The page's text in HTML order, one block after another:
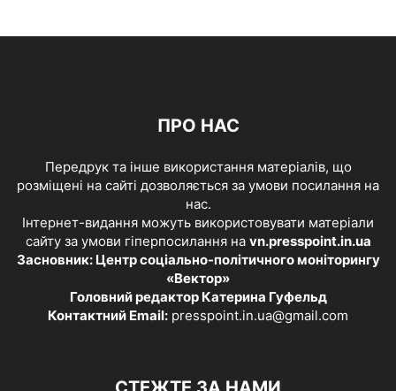
ПРО НАС
Передрук та інше використання матеріалів, що
розміщені на сайті дозволяється за умови посилання на
нас.
Інтернет-видання можуть використовувати матеріали
сайту за умови гіперпосилання на vn.presspoint.in.ua
Засновник: Центр соціально-політичного моніторингу
«Вектор»
Головний редактор Катерина Гуфельд
Контактний Email: presspoint.in.ua@gmail.com